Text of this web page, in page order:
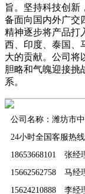
旨。坚持科技创新
备面向国内外广交
精神逐步将产品打
西、印度、泰国、
大的贡献。公司将
胆略和气魄迎接挑
系。
公司名称：潍坊市
24小时全国客服热线
18653668101 张经
15662562758 马经
15624210888 李经